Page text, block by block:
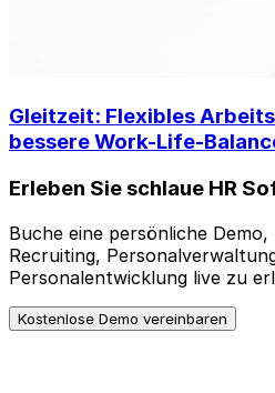
Gleitzeit: Flexibles
bessere Work-Life-
Erleben Sie schlaue HR
Buche eine persönliche
Recruiting,
Personalentwicklung live zu
Kostenlose Demo vereinbaren